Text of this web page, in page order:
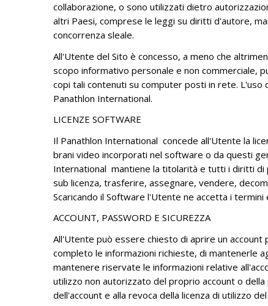
collaborazione, o sono utilizzati dietro
altri Paesi, comprese le leggi su diritti d'autore,
concorrenza sleale.
All'Utente del Sito è concesso, a meno che
scopo informativo personale e non commerciale,
copi tali contenuti su computer posti in rete. L'uso
Panathlon International.
LICENZE SOFTWARE
Il Panathlon International concede all'Utente la
brani video incorporati nel software o da questi
International mantiene la titolarità e tutti i diritti di
sub licenza, trasferire, assegnare, vendere,
Scaricando il Software l'Utente ne accetta i termini
ACCOUNT, PASSWORD E SICUREZZA
All'Utente può essere chiesto di aprire un
completo le informazioni richieste, di mantenerle
mantenere riservate le informazioni relative
utilizzo non autorizzato del proprio account o
dell'account e alla revoca della licenza di utilizzo